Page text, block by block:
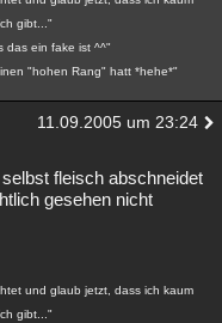
gibt..."
das ein fake ist ^^"
"hohen Rang" hatt *hehe*"
11.09.2005 um 23:24
fleisch abschneidet
gesehen nicht
und glaub jetzt, dass ich kaum
gibt..."